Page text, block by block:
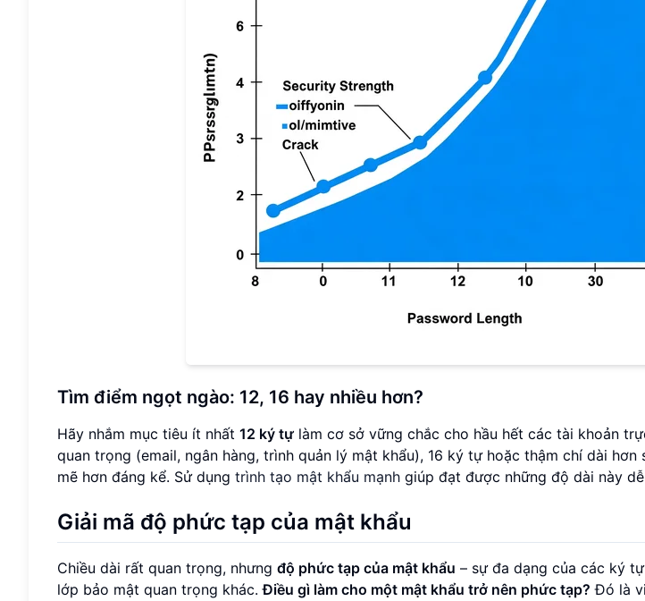
Tìm điểm ngọt ngào: 12, 16 hay nhiều hơn?
Hãy nhắm mục tiêu ít nhất 12 ký tự làm cơ sở vững chắc cho hầu hết các tài khoản
quan trọng (email, ngân hàng, trình quản lý mật khẩu), 16 ký tự hoặc thậm chí dài hơn
mẽ hơn đáng kể. Sử dụng trình tạo mật khẩu mạnh giúp đạt được những độ dài này
Giải mã độ phức tạp của mật khẩu
Chiều dài rất quan trọng, nhưng độ phức tạp của mật khẩu – sự đa dạng của các ký
lớp bảo mật quan trọng khác.Điều gì làm cho một mật khẩu trở nên phức tạp? Đó là